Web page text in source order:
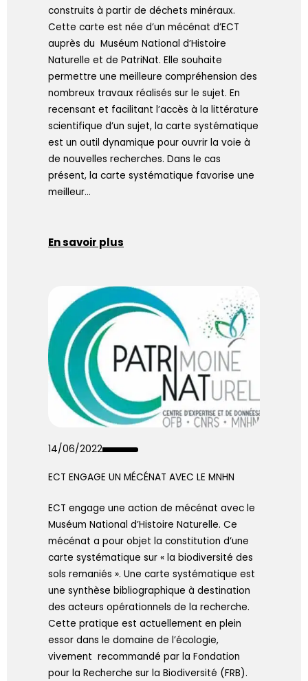
construits à partir de déchets minéraux.
Cette carte est née d’un mécénat d’ECT
auprès du Muséum National d’Histoire
Naturelle et de PatriNat. Elle souhaite
permettre une meilleure compréhension des
nombreux travaux réalisés sur le sujet. En
recensant et facilitant l’accès à la littérature
scientifique d’un sujet, la carte systématique
est un outil dynamique pour ouvrir la voie à
de nouvelles recherches. Dans le cas
présent, la carte systématique favorise une
meilleur…
En savoir plus
14/06/2022
ECT ENGAGE UN MÉCÉNAT AVEC LE MNHN
ECT engage une action de mécénat avec le
Muséum National d’Histoire Naturelle. Ce
mécénat a pour objet la constitution d’une
carte systématique sur « la biodiversité des
sols remaniés ». Une carte systématique est
une synthèse bibliographique à destination
des acteurs opérationnels de la recherche.
Cette pratique est actuellement en plein
essor dans le domaine de l’écologie,
vivement recommandé par la Fondation
pour la Recherche sur la Biodiversité (FRB).